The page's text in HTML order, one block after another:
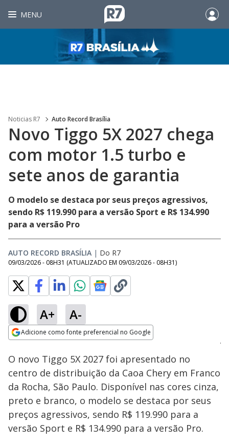
MENU
Noticias R7 Auto Record Brasília
Novo Tiggo 5X 2027 chega
com motor 1.5 turbo e
sete anos de garantia
O modelo se destaca por seus preços agressivos,
sendo R$ 119.990 para a versão Sport e R$ 134.990
para a versão Pro
AUTO RECORD BRASÍLIA | Do R7
09/03/2026 - 08H31 (ATUALIZADO EM 09/03/2026 - 08H31)
A+ A-
Adicione como fonte preferencial no Google
Ativar
Loaded
27.33%
O novo Tiggo 5X 2027 foi apresentado no
centro de distribuição da Caoa Chery em Franco
da Rocha, São Paulo. Disponível nas cores cinza,
preto e branco, o modelo se destaca por seus
preços agressivos, sendo R$ 119.990 para a
versão Sport e R$ 134.990 para a versão Pro.